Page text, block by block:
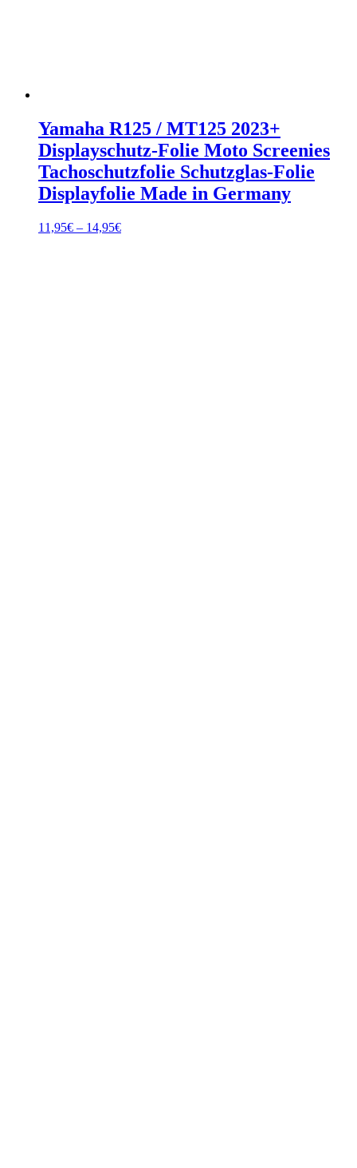
Yamaha R125 / MT125 2023+
Displayschutz-Folie Moto Screenies
Tachoschutzfolie Schutzglas-Folie
Displayfolie Made in Germany
11,95€ – 14,95€Preisspanne: